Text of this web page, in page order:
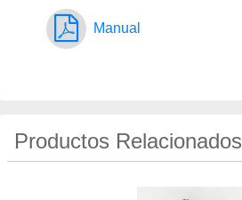
Manual
Productos Relacionados